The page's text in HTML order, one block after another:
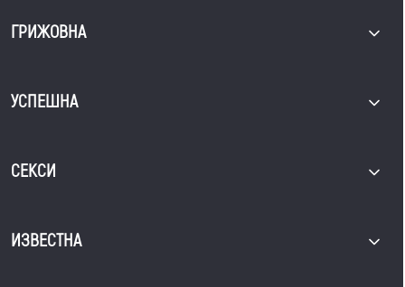
ГРИЖОВНА
УСПЕШНА
СЕКСИ
ИЗВЕСТНА